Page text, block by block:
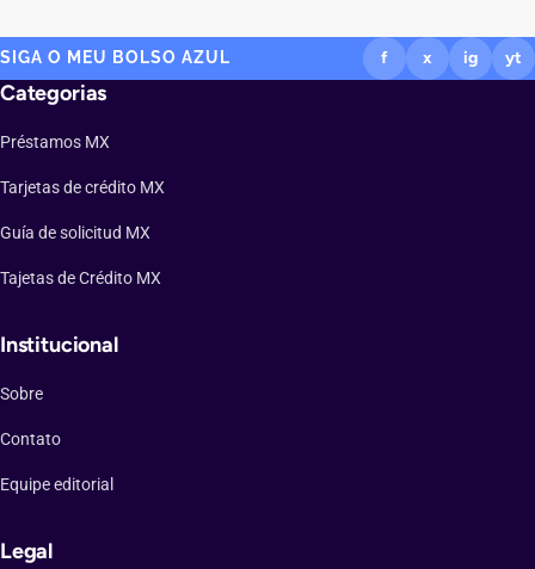
SIGA O MEU BOLSO AZUL f x ig yt
Categorias
Préstamos MX
Tarjetas de crédito MX
Guía de solicitud MX
Tajetas de Crédito MX
Institucional
Sobre
Contato
Equipe editorial
Legal